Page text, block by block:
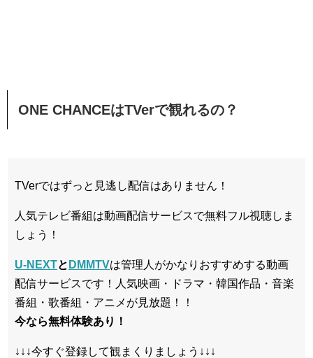
ONE CHANCEはTVerで観れるの？
TVerではずっと見逃し配信はありません！
人気テレビ番組は動画配信サービスで無料フル視聴しま
しょう！
U-NEXTと DMMTVは管理人がかなりおすすめする動画
配信サービスです！人気映画・ドラマ・韓国作品・音楽
番組・歌番組・アニメが見放題！！
今なら無料体験あり！
↓↓↓今すぐ登録して観まくりましょう↓↓↓